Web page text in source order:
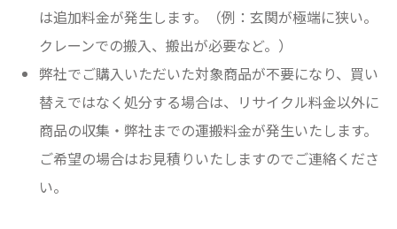
は追加料金が発生します。（例：玄関が極端に狭い。
クレーンでの搬入、搬出が必要など。）
弊社でご購入いただいた対象商品が不要になり、買い
替えではなく処分する場合は、リサイクル料金以外に
商品の収集・弊社までの運搬料金が発生いたします。
ご希望の場合はお見積りいたしますのでご連絡くださ
い。